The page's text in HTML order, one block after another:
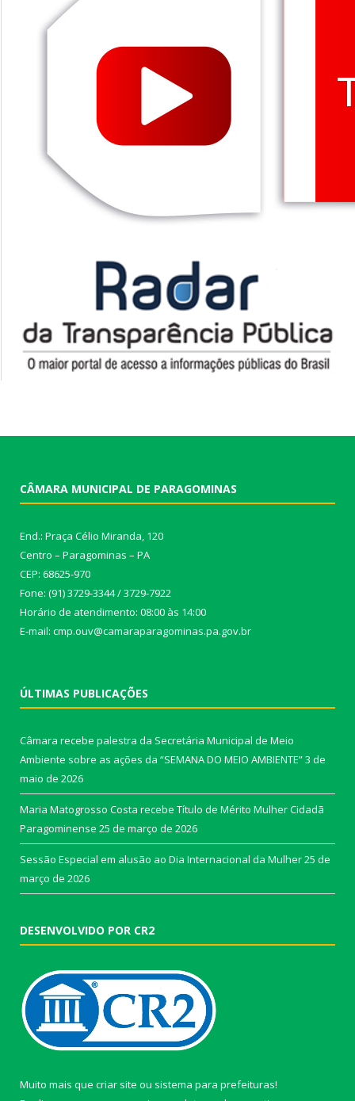
CÂMARA MUNICIPAL DE PARAGOMINAS
End.: Praça Célio Miranda, 120
Centro – Paragominas – PA
CEP: 68625-970
Fone: (91) 3729-3344 / 3729-7922
Horário de atendimento: 08:00 às 14:00
E-mail: cmp.ouv@camaraparagominas.pa.gov.br
ÚLTIMAS PUBLICAÇÕES
Câmara recebe palestra da Secretária Municipal de Meio
Ambiente sobre as ações da “SEMANA DO MEIO AMBIENTE”3 de
maio de 2026
Maria Matogrosso Costa recebe Título de Mérito Mulher Cidadã
Paragominense 25 de março de 2026
Sessão Especial em alusão ao Dia Internacional da Mulher25 de
março de 2026
DESENVOLVIDO POR CR2
Muito mais que criar site ou sistema para prefeituras!